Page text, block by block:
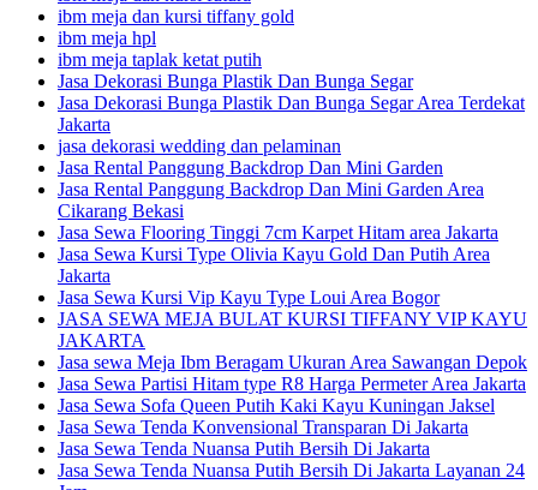
ibm meja dan kursi tiffany gold
ibm meja hpl
ibm meja taplak ketat putih
Jasa Dekorasi Bunga Plastik Dan Bunga Segar
Jasa Dekorasi Bunga Plastik Dan Bunga Segar Area Terdekat
Jakarta
jasa dekorasi wedding dan pelaminan
Jasa Rental Panggung Backdrop Dan Mini Garden
Jasa Rental Panggung Backdrop Dan Mini Garden Area
Cikarang Bekasi
Jasa Sewa Flooring Tinggi 7cm Karpet Hitam area Jakarta
Jasa Sewa Kursi Type Olivia Kayu Gold Dan Putih Area
Jakarta
Jasa Sewa Kursi Vip Kayu Type Loui Area Bogor
JASA SEWA MEJA BULAT KURSI TIFFANY VIP KAYU
JAKARTA
Jasa sewa Meja Ibm Beragam Ukuran Area Sawangan Depok
Jasa Sewa Partisi Hitam type R8 Harga Permeter Area Jakarta
Jasa Sewa Sofa Queen Putih Kaki Kayu Kuningan Jaksel
Jasa Sewa Tenda Konvensional Transparan Di Jakarta
Jasa Sewa Tenda Nuansa Putih Bersih Di Jakarta
Jasa Sewa Tenda Nuansa Putih Bersih Di Jakarta Layanan 24